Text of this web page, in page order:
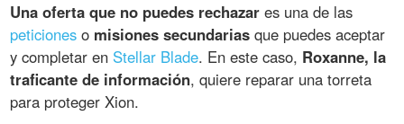
Una oferta que no puedes rechazar es una de las
peticiones o misiones secundarias que puedes aceptar
y completar en Stellar Blade. En este caso, Roxanne, la
traficante de información, quiere reparar una torreta
para proteger Xion.